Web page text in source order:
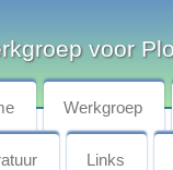
voor
Werkgroep
Links